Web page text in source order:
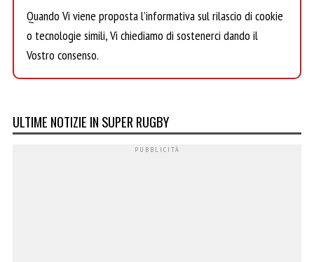
Quando Vi viene proposta l’informativa sul rilascio di cookie
o tecnologie simili, Vi chiediamo di sostenerci dando il
Vostro consenso.
ULTIME NOTIZIE IN SUPER RUGBY